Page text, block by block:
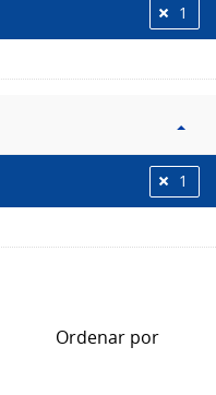
1
1
Ordenar por